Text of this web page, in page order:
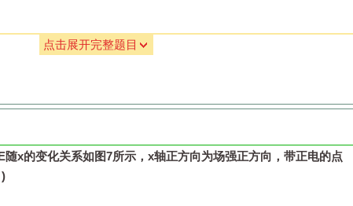
轻绳相连，P底端固定了一竖直宽度为
，用刻度尺测出遮光条所在位置
了验证机械能守恒定律，还需测量的物理量是_____________（用
点击展开完整题目
随x的变化关系如图7所示， x轴正方向为场强正方向，带正电的点